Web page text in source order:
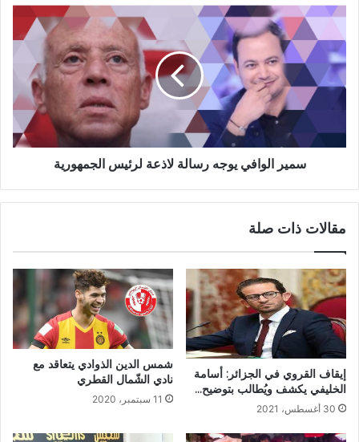
سمير الوافي يوجه رسالة لاذعة لرئيس الجمهورية
مقالات ذات صلة
إيقاف القروي في الجزائر: أسامة
الخليفي يكشف ويُطالب بتوضيح…
30 أغسطس، 2021
شمس الدين الذوادي يتعاقد مع
نادي الشّمال القطري
11 سبتمبر، 2020